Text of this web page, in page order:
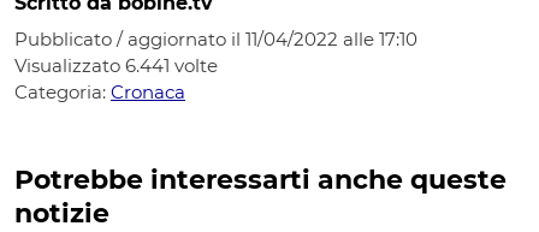
Pubblicato / aggiornato il 11/04/2022 alle 17:10
Visualizzato 6.441 volte
Categoria: Cronaca
Potrebbe interessarti anche queste
notizie